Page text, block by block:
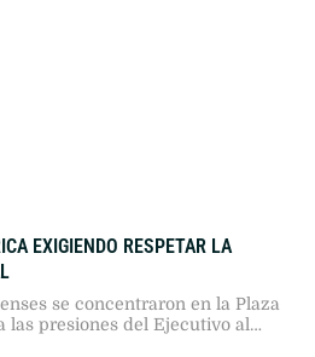
EXIGIENDO RESPETAR LA
se concentraron en la Plaza
las presiones del Ejecutivo al
políticos y ciudadanos